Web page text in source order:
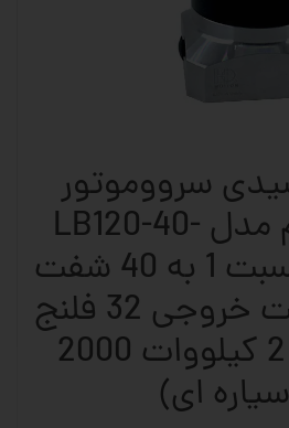
سرووموتور
HQM اچ کیو ام مدل LB120-40-
24 سایز 120 نسبت 1 به 40 شفت
ورودی 24 شفت خروجی 32 فلنج
مربعی مناسب 2 کیلووات 2000
ای)